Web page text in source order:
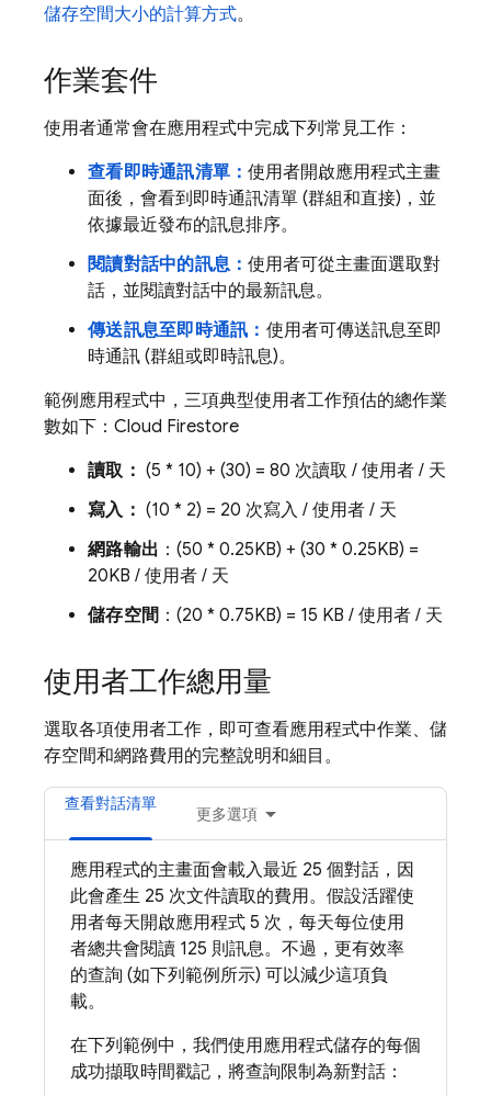
儲存空間大小的計算方式。
作業套件
使用者通常會在應用程式中完成下列常見工作：
查看即時通訊清單：使用者開啟應用程式主畫
面後，會看到即時通訊清單 (群組和直接)，並
依據最近發布的訊息排序。
閱讀對話中的訊息：使用者可從主畫面選取對
話，並閱讀對話中的最新訊息。
傳送訊息至即時通訊： 使用者可傳送訊息至即
時通訊 (群組或即時訊息)。
範例應用程式中，三項典型使用者工作預估的總作業
數如下： Cloud Firestore
讀取： (5 * 10) + (30) = 80 次讀取 / 使用者 / 天
寫入： (10 * 2) = 20 次寫入 / 使用者 / 天
網路輸出 ：(50 * 0.25KB) + (30 * 0.25KB) =
20KB / 使用者 / 天
儲存空間 ：(20 * 0.75KB) = 15 KB / 使用者 / 天
使用者工作總用量
選取各項使用者工作，即可查看應用程式中作業、儲
存空間和網路費用的完整說明和細目。
查看對話清單
更多選項
應用程式的主畫面會載入最近 25 個對話，因
此會產生 25 次文件讀取的費用。假設活躍使
用者每天開啟應用程式 5 次，每天每位使用
者總共會閱讀 125 則訊息。不過，更有效率
的查詢 (如下列範例所示) 可以減少這項負
載。
在下列範例中，我們使用應用程式儲存的每個
成功擷取時間戳記，將查詢限制為新對話：